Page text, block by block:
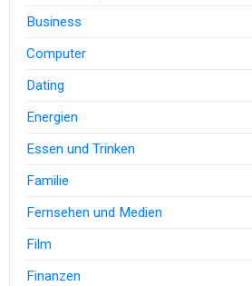
Business
Computer
Dating
Energien
Essen und Trinken
Familie
Fernsehen und Medien
Film
Finanzen